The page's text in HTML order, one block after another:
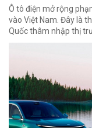
Ô tô điện mở rộng
vào Việt Nam. Đây là
Quốc thâm nhập thị